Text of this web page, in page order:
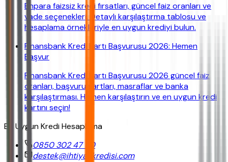
Enpara faizsiz kredi fırsatları, güncel faiz oranları ve
vade seçenekleri. Detaylı karşılaştırma tablosu ve
hesaplama örnekleriyle en uygun krediyi bulun.
Finansbank Kredi Kartı Başvurusu 2026: Hemen
Başvur
Finansbank Kredi Kartı Başvurusu 2026 güncel faiz
oranları, başvuru şartları, masraflar ve banka
karşılaştırması. Hemen karşılaştırın ve en uygun kredi
kartını seçin!
En Uygun Kredi Hesaplama
0850 302 47 90
destek@ihtiyackredisi.com